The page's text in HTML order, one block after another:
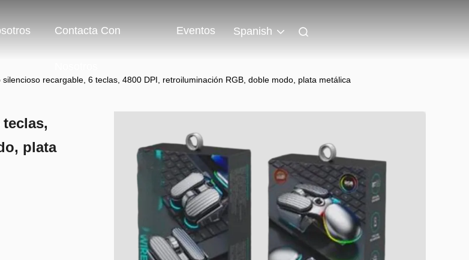
Contacta Con Eventos Spanish
silencioso recargable, 6 teclas, 4800 DPI, retroiluminación RGB, doble modo, plata metálica
plata